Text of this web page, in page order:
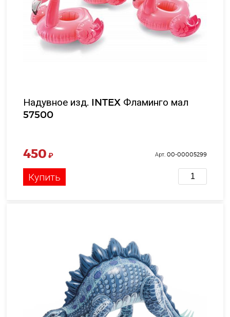
Надувное изд. INTEX Фламинго мал
57500
450 ₽ Арт. 00-00005299
Купить